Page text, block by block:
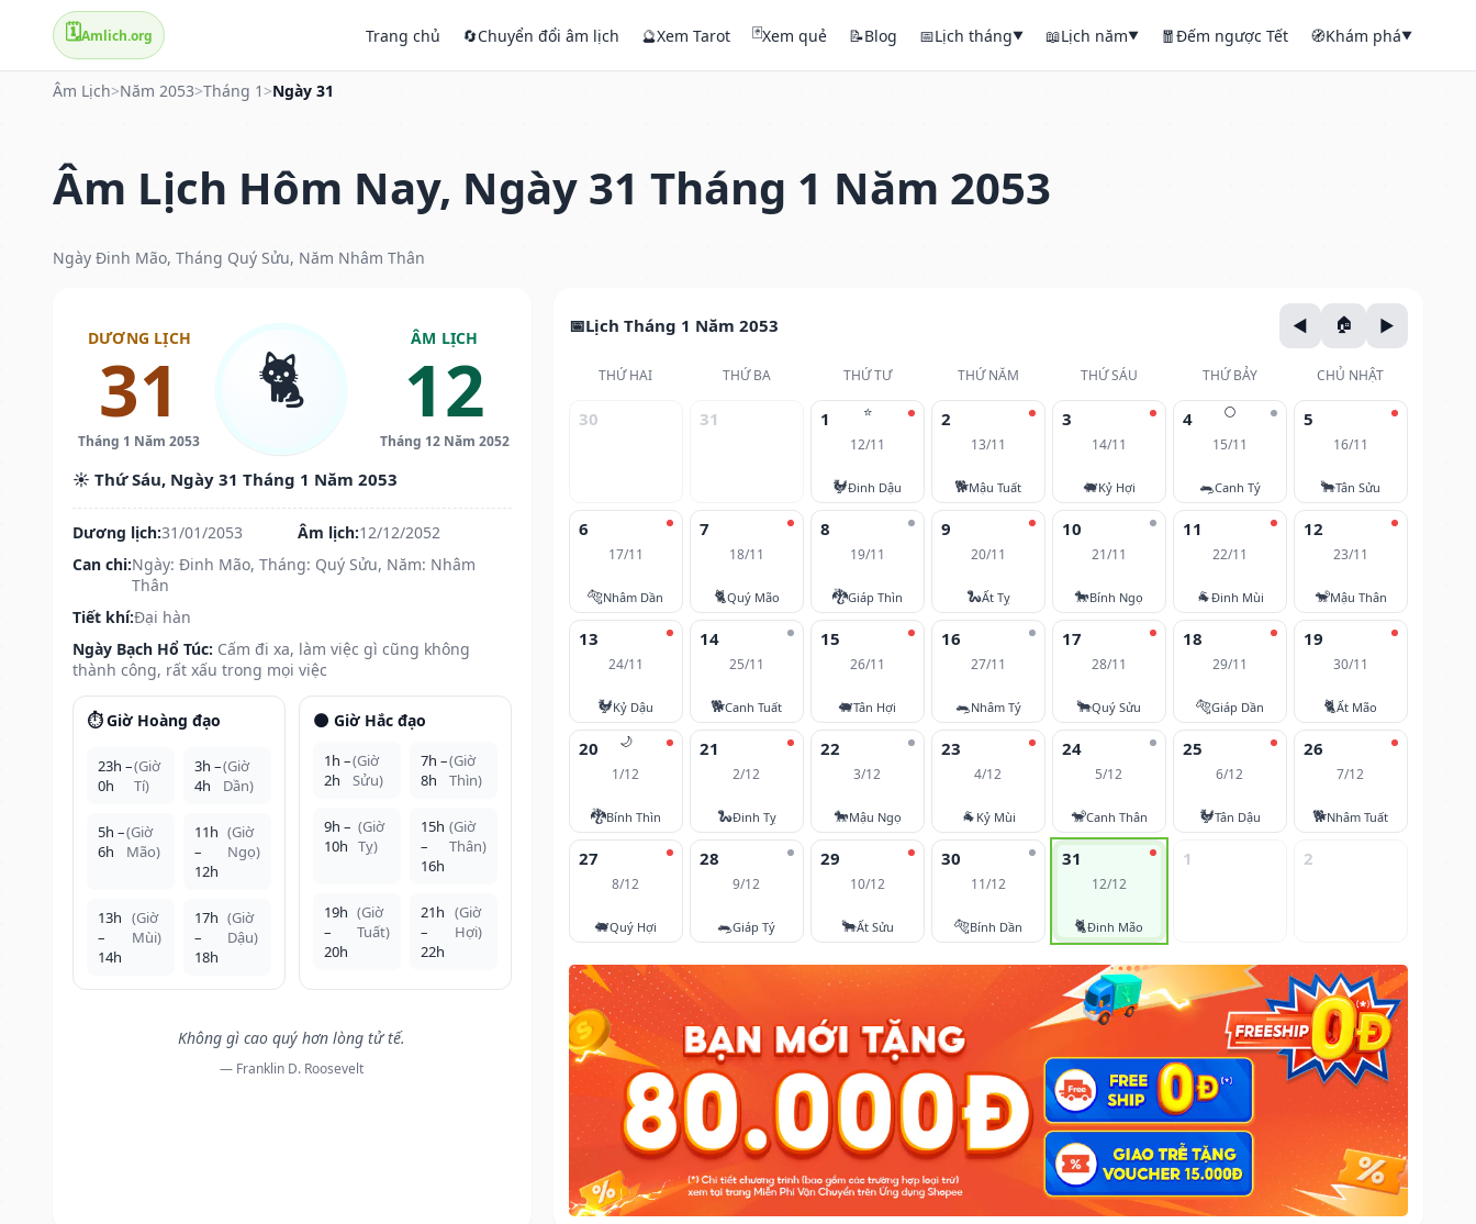
🗓️Amlich.org Trang chủ 🔄Chuyển đổi âm lịch 🔮Xem Tarot 🃏Xem quẻ 📝Blog 📅Lịch tháng▼ 📖Lịch năm▼ 🧧Đếm ngược Tết 🧭Khám phá▼
Âm Lịch>Năm 2053>Tháng 1 >Ngày 31
Âm Lịch Hôm Nay, Ngày 31 Tháng 1 Năm 2053
Ngày Đinh Mão, Tháng Quý Sửu, Năm Nhâm Thân
DƯƠNG LỊCH
31
Tháng 1 Năm 2053
🐈 ÂM LỊCH
12
Tháng 12 Năm 2052
☀️ Thứ Sáu, Ngày 31 Tháng 1 Năm 2053
Dương lịch:31/01/2053 Âm lịch:12/12/2052
Can chi:Ngày: Đinh Mão, Tháng: Quý Sửu, Năm: Nhâm
Thân
Tiết khí:Đại hàn
Ngày Bạch Hổ Túc: Cấm đi xa, làm việc gì cũng không
thành công, rất xấu trong mọi việc
⏱️ Giờ Hoàng đạo
23h –
0h
(Giờ
Tí)
3h –
4h
(Giờ
Dần)
5h –
6h
(Giờ
Mão)
11h
–
12h
(Giờ
Ngọ)
13h
–
14h
(Giờ
Mùi)
17h
–
18h
(Giờ
Dậu)
🌑 Giờ Hắc đạo
1h –
2h
(Giờ
Sửu)
7h –
8h
(Giờ
Thìn)
9h –
10h
(Giờ
Tỵ)
15h
–
16h
(Giờ
Thân)
19h
–
20h
(Giờ
Tuất)
21h
–
22h
(Giờ
Hợi)
Không gì cao quý hơn lòng tử tế.
— Franklin D. Roosevelt
Lịch Tháng 1 Năm 2053
THỨ HAI THỨ BA THỨ TƯ THỨ NĂM THỨ SÁU THỨ BẢY CHỦ NHẬT
30 31 ⭐
1
12/11
🐓Đinh Dậu
2
13/11
🐕Mậu Tuất
3
14/11
🐖Kỷ Hợi
🌕
4
15/11
🐀Canh Tý
5
16/11
🐂Tân Sửu
6
17/11
🐅Nhâm Dần
7
18/11
🐈Quý Mão
8
19/11
🐉Giáp Thìn
9
20/11
🐍Ất Tỵ
10
21/11
🐎Bính Ngọ
11
22/11
🐐Đinh Mùi
12
23/11
🐒Mậu Thân
13
24/11
🐓Kỷ Dậu
14
25/11
🐕Canh Tuất
15
26/11
🐖Tân Hợi
16
27/11
🐀Nhâm Tý
17
28/11
🐂Quý Sửu
18
29/11
🐅Giáp Dần
19
30/11
🐈Ất Mão
🌙
20
1/12
🐉Bính Thìn
21
2/12
🐍Đinh Tỵ
22
3/12
🐎Mậu Ngọ
23
4/12
🐐 Kỷ Mùi
24
5/12
🐒Canh Thân
25
6/12
🐓Tân Dậu
26
7/12
🐕Nhâm Tuất
27
8/12
🐖Quý Hợi
28
9/12
🐀Giáp Tý
29
10/12
🐂Ất Sửu
30
11/12
🐅Bính Dần
31
12/12
🐈Đinh Mão
1 2